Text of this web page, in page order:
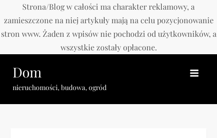
Strona/Blog w całości ma charakter reklamowy, a
zamieszczone na niej artykuły mają na celu pozycjonowanie
stron www. Żaden z wpisów nie pochodzi od użytkowników, a
wszystkie zostały opłacone.
content
Dom
nieruchomości, budowa, ogród